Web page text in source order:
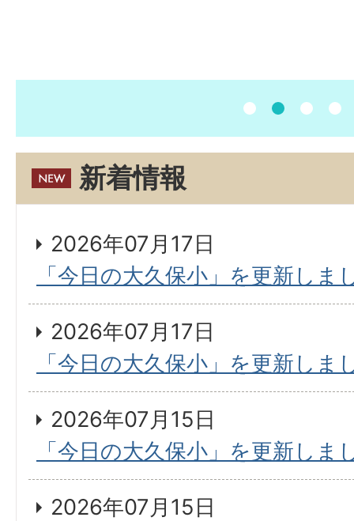
新着情報
2026年07月17日
「今日の大久保小」を更新しま
2026年07月17日
「今日の大久保小」を更新しま
2026年07月15日
「今日の大久保小」を更新しま
2026年07月15日